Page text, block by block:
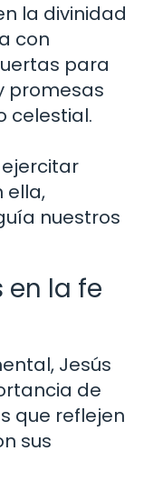
la divinidad
con
para
promesas
celestial.
ella,
nuestros
en la fe
Jesús
de
que reflejen
sus